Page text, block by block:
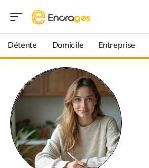
Détente Domicile Entreprise